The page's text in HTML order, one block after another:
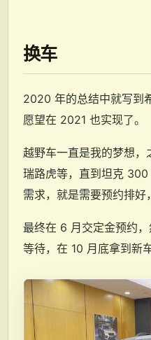
换车
2020 年的总结中就写到
愿望在 2021 也实现了。
越野车一直是我的梦想
瑞路虎等，直到坦克
需求，就是需要预约排好
最终在 6 月交定金预约
等待，在 10 月底拿到新车